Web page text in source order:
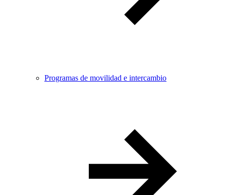
Programas de movilidad e intercambio